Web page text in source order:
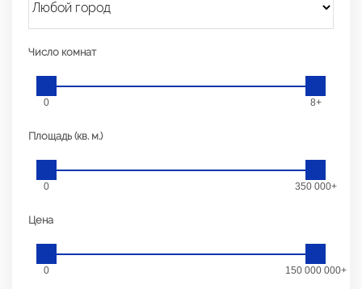
Число комнат
0 8+
Площадь (кв. м.)
0 350 000+
Цена
0 150 000 000+